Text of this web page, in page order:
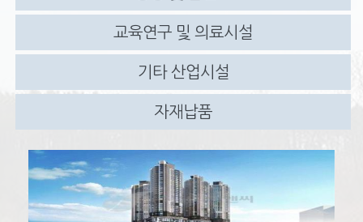
교육연구 및 의료시설
기타 산업시설
자재납품